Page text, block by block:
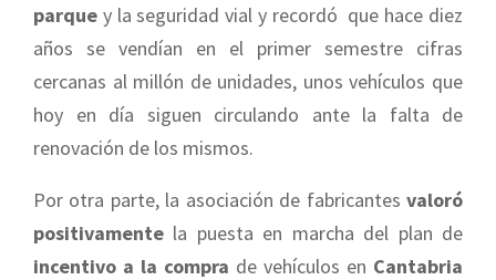
parque y la seguridad vial y recordó que hace diez
años se vendían en el primer semestre cifras
cercanas al millón de unidades, unos vehículos que
hoy en día siguen circulando ante la falta de
renovación de los mismos.
Por otra parte, la asociación de fabricantes valoró
positivamente la puesta en marcha del plan de
incentivo a la compra de vehículos en Cantabria